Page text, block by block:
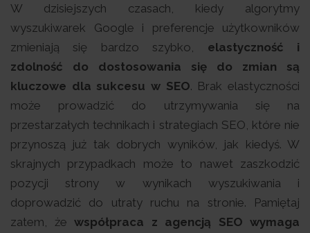
W dzisiejszych czasach, kiedy algorytmy
wyszukiwarek Google i preferencje użytkowników
zmieniają się bardzo szybko, elastyczność i
zdolność do dostosowania się do zmian są
kluczowe dla sukcesu w SEO. Brak elastyczności
może prowadzić do utrzymywania się na
przestarzałych technikach i strategiach SEO, które nie
przynoszą już tak dobrych wyników, jak kiedyś. W
skrajnych przypadkach może to nawet zaszkodzić
pozycji strony w wynikach wyszukiwania i
doprowadzić do utraty ruchu na stronie. Pamiętaj
zatem, że współpraca z agencją SEO wymaga